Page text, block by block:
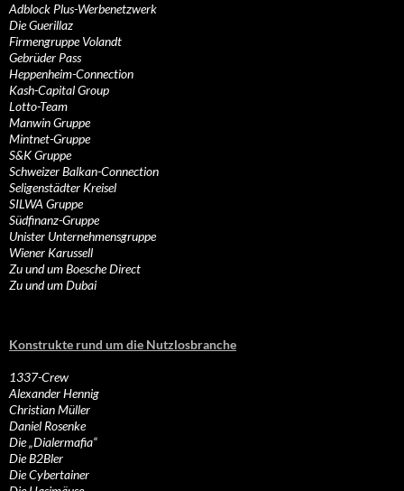
Adblock Plus-Werbenetzwerk
Die Guerillaz
Firmengruppe Volandt
Gebrüder Pass
Heppenheim-Connection
Kash-Capital Group
Lotto-Team
Manwin Gruppe
Mintnet-Gruppe
S&K Gruppe
Schweizer Balkan-Connection
Seligenstädter Kreisel
SILWA Gruppe
Südfinanz-Gruppe
Unister Unternehmensgruppe
Wiener Karussell
Zu und um Boesche Direct
Zu und um Dubai
Konstrukte rund um die Nutzlosbranche
1337-Crew
Alexander Hennig
Christian Müller
Daniel Rosenke
Die „Dialermafia“
Die B2Bler
Die Cybertainer